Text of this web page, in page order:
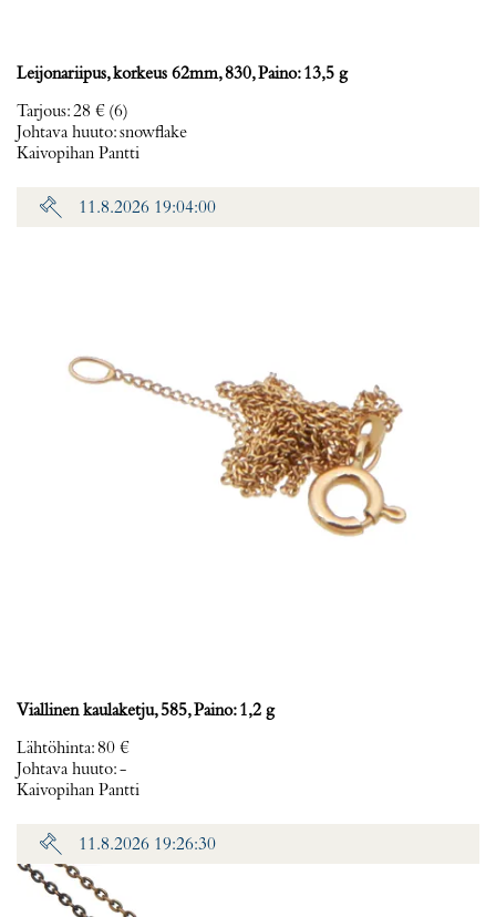
Leijonariipus, korkeus 62mm, 830, Paino: 13,5 g
Tarjous:28 € (6)
Johtava huuto:snowflake
Kaivopihan Pantti
11.8.2026 19:04:00
Viallinen kaulaketju, 585, Paino: 1,2 g
Lähtöhinta:80 €
Johtava huuto:-
Kaivopihan Pantti
11.8.2026 19:26:30